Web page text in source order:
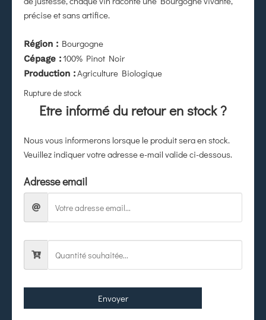
précise et sans artifice.
Région : Bourgogne
Cépage :100% Pinot Noir
Production :Agriculture Biologique
Rupture de stock
Etre informé du retour en stock ?
Nous vous informerons lorsque le produit sera en stock.
Veuillez indiquer votre adresse e-mail valide ci-dessous.
Adresse email
Envoyer